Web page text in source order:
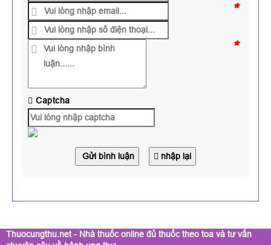
*
*
Captcha
Gửi bình luận nhập lại
Thuocungthu.net - Nhà thuốc online đủ thuốc theo toa và tư vấn